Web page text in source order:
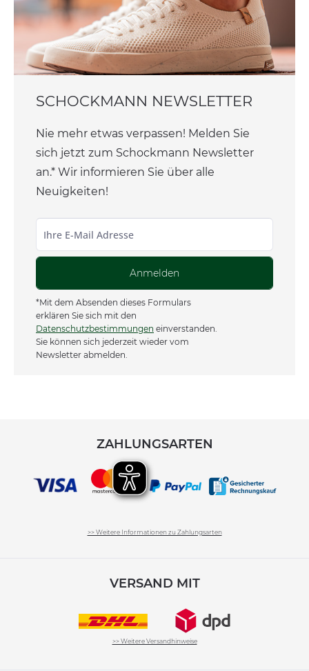
SCHOCKMANN NEWSLETTER
Nie mehr etwas verpassen! Melden Sie
sich jetzt zum Schockmann Newsletter
an.* Wir informieren Sie über alle
Neuigkeiten!
Anmelden
*Mit dem Absenden dieses Formulars
erklären Sie sich mit den
Datenschutzbestimmungen einverstanden.
Sie können sich jederzeit wieder vom
Newsletter abmelden.
ZAHLUNGSARTEN
>> Weitere Informationen zu Zahlungsarten
VERSAND MIT
>> Weitere Versandhinweise